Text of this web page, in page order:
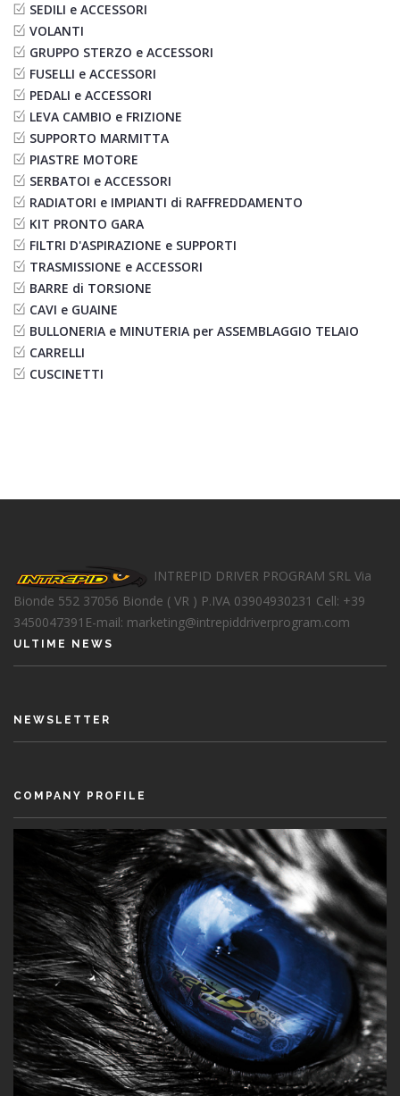
SEDILI e ACCESSORI
VOLANTI
GRUPPO STERZO e ACCESSORI
FUSELLI e ACCESSORI
PEDALI e ACCESSORI
LEVA CAMBIO e FRIZIONE
SUPPORTO MARMITTA
PIASTRE MOTORE
SERBATOI e ACCESSORI
RADIATORI e IMPIANTI di RAFFREDDAMENTO
KIT PRONTO GARA
FILTRI D'ASPIRAZIONE e SUPPORTI
TRASMISSIONE e ACCESSORI
BARRE di TORSIONE
CAVI e GUAINE
BULLONERIA e MINUTERIA per ASSEMBLAGGIO TELAIO
CARRELLI
CUSCINETTI
INTREPID DRIVER PROGRAM SRLVia
Bionde 552 37056 Bionde ( VR ) P.IVA 03904930231 Cell: +39
3450047391 E-mail: marketing@intrepiddriverprogram.com
ULTIME NEWS
NEWSLETTER
COMPANY PROFILE